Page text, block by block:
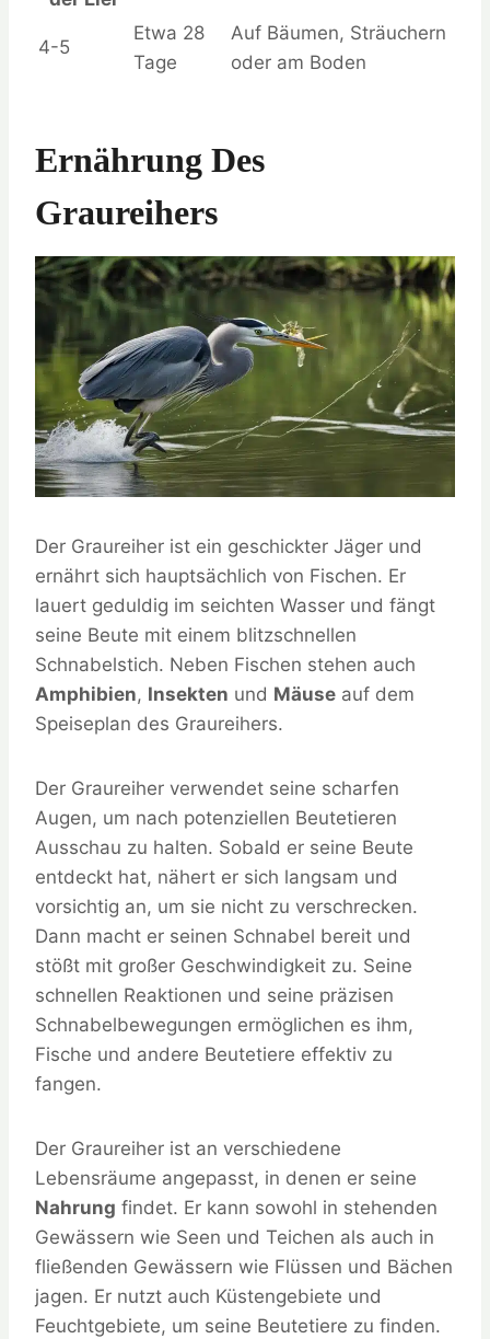
4-5
Etwa 28
Tage
Auf Bäumen, Sträuchern
oder am Boden
Ernährung Des
Graureihers
Der Graureiher ist ein geschickter Jäger und
ernährt sich hauptsächlich von Fischen. Er
lauert geduldig im seichten Wasser und fängt
seine Beute mit einem blitzschnellen
Schnabelstich. Neben Fischen stehen auch
Amphibien, Insekten und Mäuse auf dem
Speiseplan des Graureihers.
Der Graureiher verwendet seine scharfen
Augen, um nach potenziellen Beutetieren
Ausschau zu halten. Sobald er seine Beute
entdeckt hat, nähert er sich langsam und
vorsichtig an, um sie nicht zu verschrecken.
Dann macht er seinen Schnabel bereit und
stößt mit großer Geschwindigkeit zu. Seine
schnellen Reaktionen und seine präzisen
Schnabelbewegungen ermöglichen es ihm,
Fische und andere Beutetiere effektiv zu
fangen.
Der Graureiher ist an verschiedene
Lebensräume angepasst, in denen er seine
Nahrung findet. Er kann sowohl in stehenden
Gewässern wie Seen und Teichen als auch in
fließenden Gewässern wie Flüssen und Bächen
jagen. Er nutzt auch Küstengebiete und
Feuchtgebiete, um seine Beutetiere zu finden.